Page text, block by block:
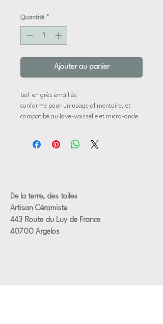
Quantité *
Ajouter au panier
bol en grès émaillés
conforme pour un usage alimentaire, et
compatibe au lave-vaisselle et micro-onde
Diamètre au plus large 17,5 cm
De la terre, des toiles
Artisan Céramiste
443 Route du Luy de France
40700 Argelos